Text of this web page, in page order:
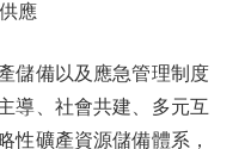
應
備以及應急管理制度
導、社會共建、多元互
性礦產資源儲備體系，